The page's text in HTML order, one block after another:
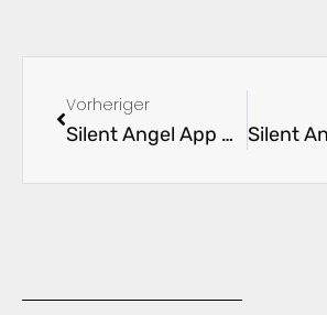
Vorheriger
Silent Angel App Benutzeranleitung kleiner und großer Player